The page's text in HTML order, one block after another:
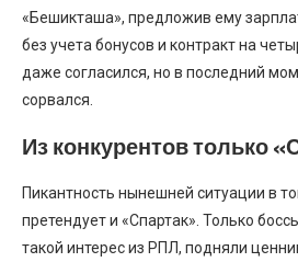
«Бешикташа», предложив ему
без учета бонусов и контракт на
даже согласился, но в последний
сорвался.
Из конкурентов только
Пикантность нынешней ситуации в
претендует и «Спартак». Только
такой интерес из РПЛ, подняли